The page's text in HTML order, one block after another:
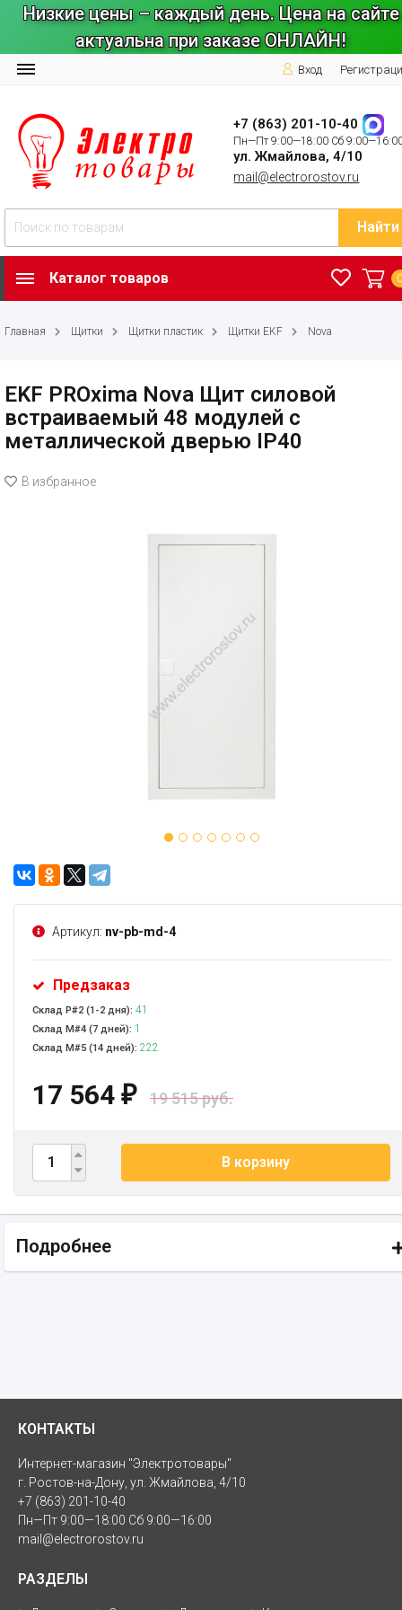
Низкие цены – каждый день. Цена на сайте
актуальна при заказе ОНЛАЙН!
Вход
+7 (863) 201-10-40
Пн—Пт 9:00—18:00 Сб
ул. Жмайлова, 4/10
mail@electrorostov.ru
Найти
Каталог товаров
Главная Щитки Щитки пластик Щитки EKF Nova
EKF PROxima Nova Щит силовой
встраиваемый 48 модулей с
металлической дверью IP40
В избранное
Артикул: nv-pb-md-4
Предзаказ
Склад Р#2 (1-2 дня): 41
Склад М#4 (7 дней): 1
Склад М#5 (14 дней): 222
17 564 ₽ 19 515 руб.
В корзину
Подробнее
КОНТАКТЫ
Интернет-магазин "Электротовары"
г. Ростов-на-Дону, ул. Жмайлова, 4/10
+7 (863) 201-10-40
Пн—Пт 9:00—18:00 Сб 9:00—16:00
mail@electrorostov.ru
РАЗДЕЛЫ